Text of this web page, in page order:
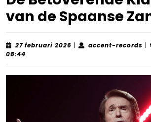
van de Spaanse
27 februari 2026 27| accent-records |
08:44